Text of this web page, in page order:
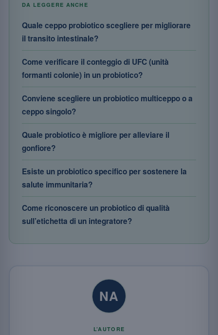
DA LEGGERE ANCHE
Quale ceppo probiotico scegliere per migliorare
il transito intestinale?
Come verificare il conteggio di UFC (unità
formanti colonie) in un probiotico?
Conviene scegliere un probiotico multiceppo o a
ceppo singolo?
Quale probiotico è migliore per alleviare il
gonfiore?
Esiste un probiotico specifico per sostenere la
salute immunitaria?
Come riconoscere un probiotico di qualità
sull’etichetta di un integratore?
NA
L’AUTORE